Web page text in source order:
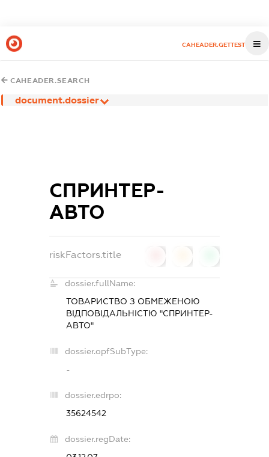
CAHEADER.GETTEST
CAHEADER.SEARCH
document.dossier
СПРИНТЕР-
АВТО
riskFactors.title
dossier.fullName:
ТОВАРИСТВО З ОБМЕЖЕНОЮ
ВІДПОВІДАЛЬНІСТЮ "СПРИНТЕР-
АВТО"
dossier.opfSubType:
-
dossier.edrpo:
35624542
dossier.regDate: